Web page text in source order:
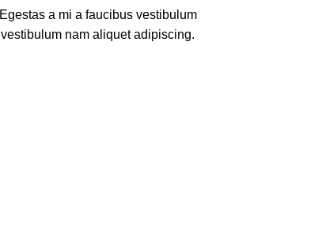
Egestas a mi a faucibus vestibulum
vestibulum nam aliquet adipiscing.